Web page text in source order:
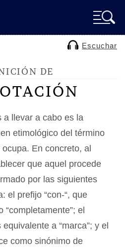
Escuchar
DE
a llevar a cabo es la
etimológico del término
En concreto, al
que aquel procede
por las siguientes
el prefijo “con-“, que
el
a “marca”; y el
como sinónimo de